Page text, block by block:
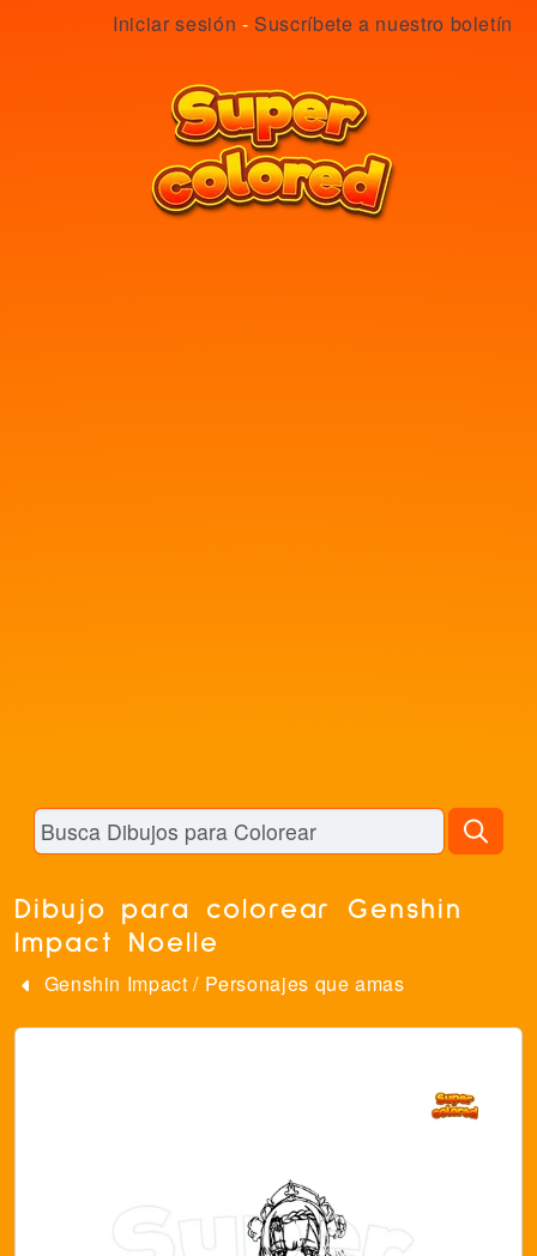
Iniciar sesión -Suscríbete a nuestro boletín
Dibujo para colorear Genshin
Impact Noelle
Genshin Impact / Personajes que amas